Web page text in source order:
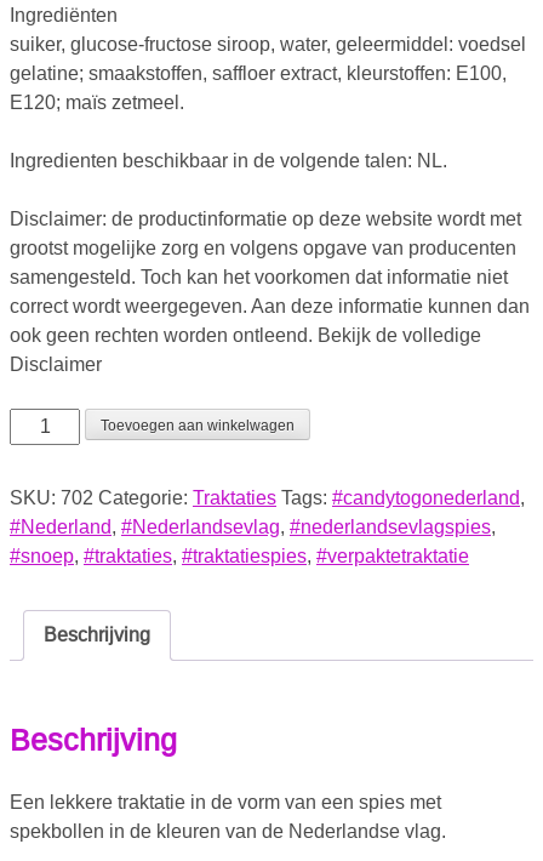
Ingrediënten
suiker, glucose-fructose siroop, water, geleermiddel: voedsel
gelatine; smaakstoffen, saffloer extract, kleurstoffen: E100,
E120; maïs zetmeel.
Ingredienten beschikbaar in de volgende talen: NL.
Disclaimer: de productinformatie op deze website wordt met
grootst mogelijke zorg en volgens opgave van producenten
samengesteld. Toch kan het voorkomen dat informatie niet
correct wordt weergegeven. Aan deze informatie kunnen dan
ook geen rechten worden ontleend. Bekijk de volledige
Disclaimer
Toevoegen aan winkelwagen
SKU: 702 Categorie: Traktaties Tags: #candytogonederland,
#Nederland, #Nederlandsevlag, #nederlandsevlagspies,
#snoep, #traktaties, #traktatiespies, #verpaktetraktatie
Beschrijving
Beschrijving
Een lekkere traktatie in de vorm van een spies met
spekbollen in de kleuren van de Nederlandse vlag.